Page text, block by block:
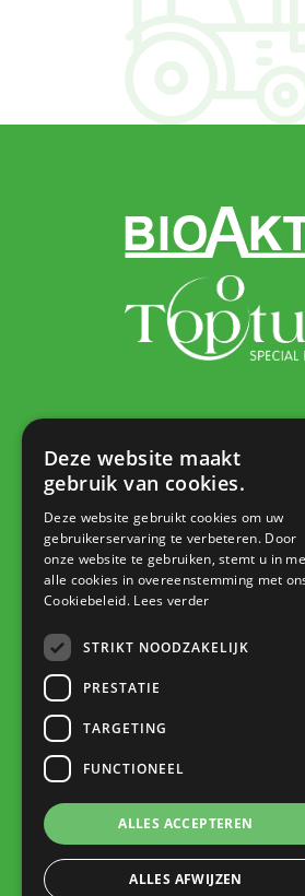
Topturn Special
Eksklusivt for
Broekstraat 11A
5572 KJ Bergeijk
+31 (0) 497 550
Deze website maakt
gebruik van cookies.
Deze website gebruikt cookies om uw
gebruikerservaring te verbeteren. Door
onze website te gebruiken, stemt u in
alle cookies in overeenstemming met
Cookiebeleid. Lees verder
STRIKT NOODZAKELIJK
PRESTATIE
TARGETING
FUNCTIONEEL
ALLES ACCEPTEREN
ALLES AFWIJZEN